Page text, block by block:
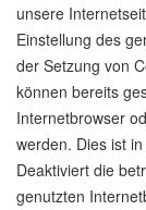
unsere
Einstellung des
der Setzung von
können bereits
Internetbrowser
werden. Dies ist
Deaktiviert die
genutzten